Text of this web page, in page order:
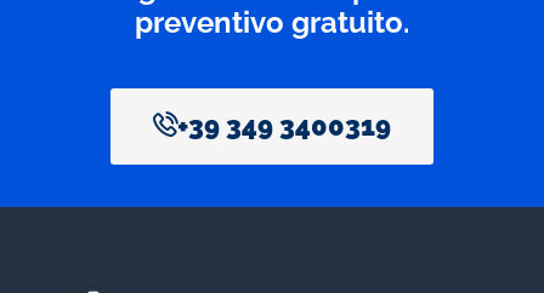
preventivo gratuito.
+39 349 3400319